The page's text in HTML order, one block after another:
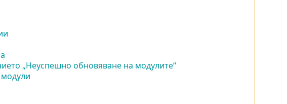
„Неуспешно обновяване на модулите“